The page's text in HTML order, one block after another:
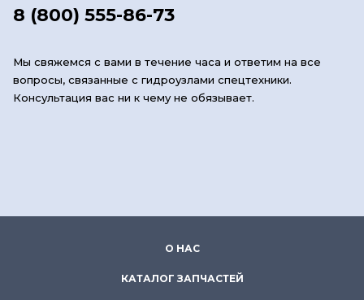
8 (800) 555-86-73
Мы свяжемся с вами в течение часа и ответим на все
вопросы, связанные с гидроузлами спецтехники.
Консультация вас ни к чему не обязывает.
О НАС
КАТАЛОГ ЗАПЧАСТЕЙ